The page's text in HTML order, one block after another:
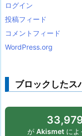
ログイン
投稿フィード
コメントフィード
WordPress.org
ブロックしたス
が Akismet によ